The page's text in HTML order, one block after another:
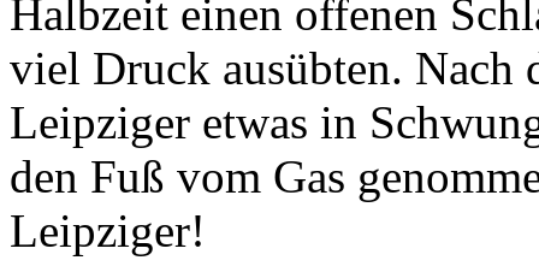
Halbzeit einen offenen
viel Druck ausübten. Nach
Leipziger etwas in
den Fuß vom Gas
Leipziger!